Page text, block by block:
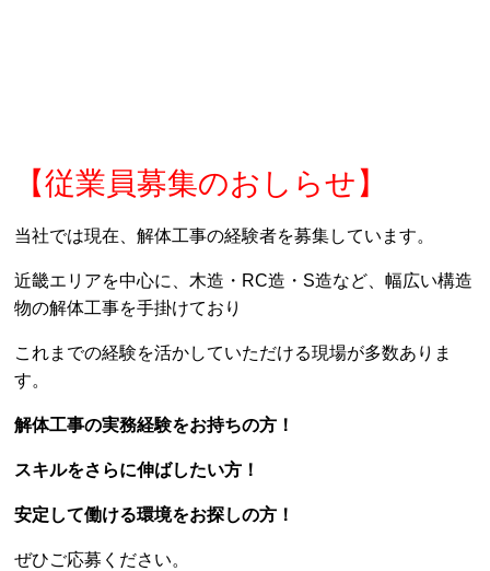
【従業員募集のおしらせ】
当社では現在、解体工事の経験者を募集しています。
近畿エリアを中心に、木造・RC造・S造など、幅広い構造
物の解体工事を手掛けており
これまでの経験を活かしていただける現場が多数ありま
す。
解体工事の実務経験をお持ちの方！
スキルをさらに伸ばしたい方！
安定して働ける環境をお探しの方！
ぜひご応募ください。